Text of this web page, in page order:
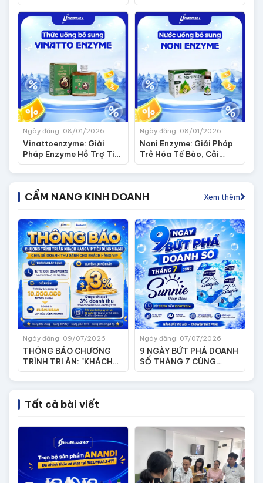
THƠM
Pháp Hỗ Trợ Giảm Nặng
Nề, Đau Rát Cho Đôi
Chân
Ngày đăng: 08/01/2026
Vinattoenzyme: Giải
Pháp Enzyme Hỗ Trợ Tim
Mạch, Giảm Nguy Cơ Tắc
Nghẽn Mạch Máu
Ngày đăng: 08/01/2026
Noni Enzyme: Giải Pháp
Trẻ Hóa Tế Bào, Cải
Thiện Lão Hóa Từ Sức
Mạnh Trái Nhàu Lên Men
CẨM NANG KINH DOANH Xem thêm
Ngày đăng: 09/07/2026
THÔNG BÁO CHƯƠNG
TRÌNH TRI ÂN: "KHÁCH
HÀNG VIP TIÊU DÙNG
NHANH"
Ngày đăng: 07/07/2026
9 NGÀY BỨT PHÁ DOANH
SỐ THÁNG 7 CÙNG
SUNNIE DEEP CLEAN
Tất cả bài viết